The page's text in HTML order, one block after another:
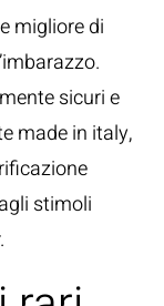
migliore di
sicuri e
made in italy,
stimoli